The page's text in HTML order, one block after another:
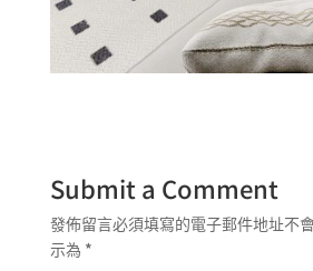
Submit a Comment
發佈留言必須填寫的電子郵件地址不
示為 *